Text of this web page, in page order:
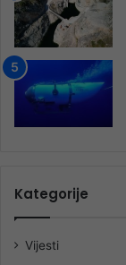
Kategorije
Vijesti